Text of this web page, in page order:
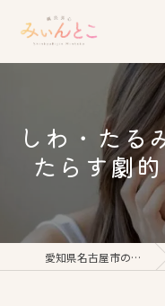
しわ・たる
たらす劇
愛知県名古屋市の美容鍼なら鍼灸美心みぃんとこ